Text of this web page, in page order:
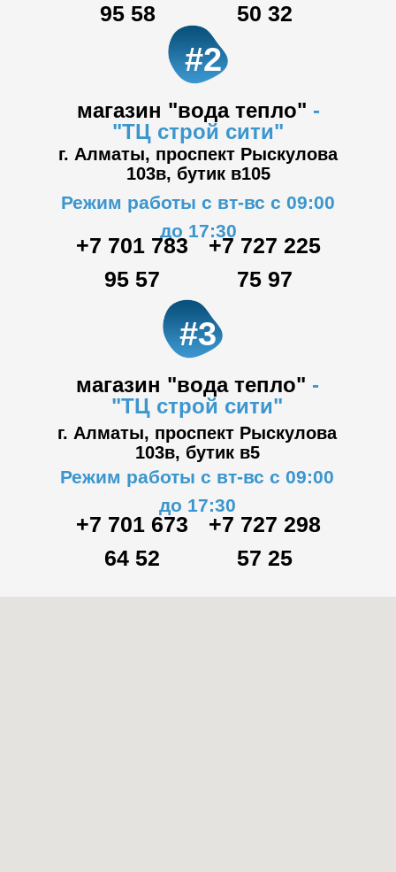
магазин "вода тепло" -
"ТЦ строй сити"
г. Алматы, проспект Рыскулова
103в, бутик в105
Режим работы с вт-вс с 09:00
до 17:30
магазин "вода тепло" -
"ТЦ строй сити"
#3
г. Алматы, проспект Рыскулова
103в, бутик в5
Режим работы с вт-вс с 09:00
до 17:30
95 58
+7 701 783
95 57
+7 727 225
75 97
+7 701 673
64 52
+7 727 298
57 25
#2
50 32